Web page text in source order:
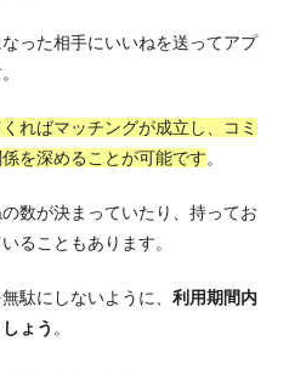
った相手にいいねを送ってアプ
ればマッチングが成立し、コミ
を深めることが可能です。
数が決まっていたり、持ってお
ることもあります。
駄にしないように、 利用期間内
ょう 。